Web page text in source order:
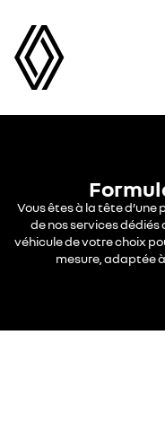
Vous êtes à la tête
de nos services
véhicule de votre choix
mesure, adaptée